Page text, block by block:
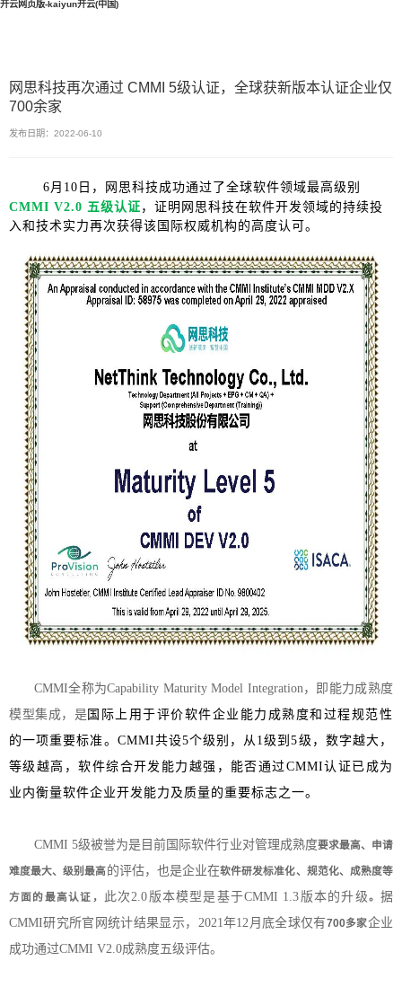
开云网页版-kaiyun开云(中国)
网思科技再次通过 CMMI 5级认证，全球获新版本认证企业仅
700余家
发布日期：2022-06-10
6月10日，网思科技成功通过了全球软件领域最高级别
CMMI V2.0 五级认证 ，证明网思科技在软件开发领域的持续投
入和技术实力再次获得该国际权威机构的高度认可。
CMMI全称为Capability Maturity Model Integration，即能力成熟度
模型集成，是 国际上用于评价软件企业能力成熟度和过程规范性
的一项重要标准。CMMI共设5个级别，从1级到5级， 数字越大，
等级越高，软件综合开发能力越强，能否通过CMMI认证已成为
业内衡量软件企业开发能力及质量的重要标志之一。
CMMI 5级被誉为是目前国际软件行业对管理成熟度要求最高、申请
难度最大、级别最高的评估，也是企业在软件研发标准化、规范化、成熟度等
方面的最高认证， 此次2.0版本模型是基于CMMI 1.3版本的升级。据
CMMI研究所官网统计结果显示，2021年12月底全球仅有700多家企业
成功通过CMMI V2.0成熟度五级评估。